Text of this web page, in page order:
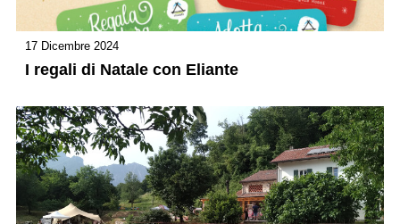
17 Dicembre 2024
I regali di Natale con Eliante